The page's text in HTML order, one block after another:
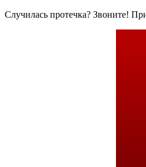
Случилась протечка? Звоните!